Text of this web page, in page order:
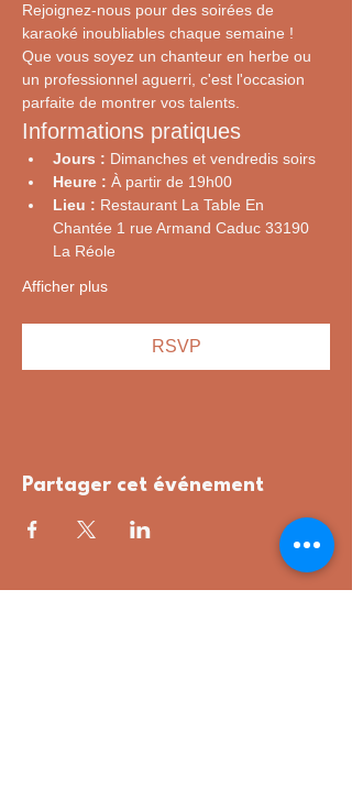
Rejoignez-nous pour des soirées de
karaoké inoubliables chaque semaine !
Que vous soyez un chanteur en herbe ou
un professionnel aguerri, c'est l'occasion
parfaite de montrer vos talents.
Informations pratiques
Jours : Dimanches et vendredis soirs
Heure : À partir de 19h00
Lieu : Restaurant La Table En
Chantée 1 rue Armand Caduc 33190
La Réole
Afficher plus
RSVP
Partager cet événement